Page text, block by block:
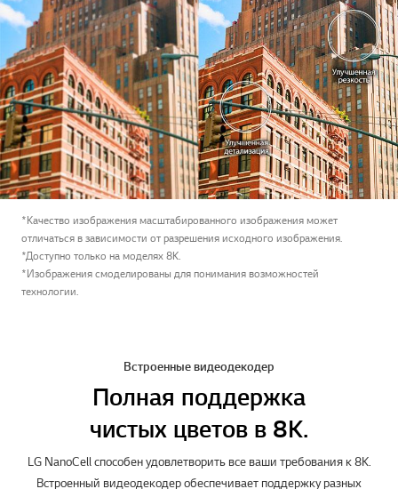
*Качество изображения масштабированного изображения может
отличаться в зависимости от разрешения исходного изображения.
*Доступно только на моделях 8K.
*Изображения смоделированы для понимания возможностей
технологии.
Встроенные видеодекодер
Полная поддержка
чистых цветов в 8К.
LG NanoCell способен удовлетворить все ваши требования к 8K.
Встроенный видеодекодер обеспечивает поддержку разных